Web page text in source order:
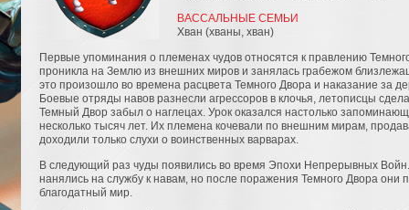
ВАССАЛЬНЫЕ СЕМЬИ
Хван (хваны, хван)
Первые упоминания о племенах чудов относятся к правлению
проникла на Землю из внешних миров и занялась грабежом
это произошло во времена расцвета Темного Двора и наказание за
Боевые отряды навов разнесли агрессоров в клочья, летописцы
Темный Двор забыл о наглецах. Урок оказался настолько
несколько тысяч лет. Их племена кочевали по внешним мирам,
доходили только слухи о воинственных варварах.
В следующий раз чуды появились во время Эпохи Непрерывных
нанялись на службу к навам, но после поражения Темного Двора они
благодатный мир.